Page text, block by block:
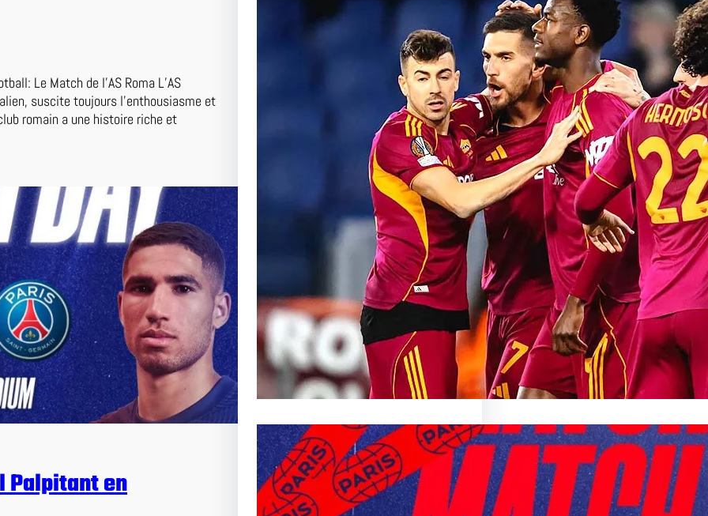
Le Match de l’AS Roma L’AS
suscite toujours l’enthousiasme et
romain a une histoire riche et
Palpitant en
Le Passionnant Match de
l’AS Roma: Une Expérience
Inoubliable
Article sur le Match AS Roma Le
Passionnant Monde du…